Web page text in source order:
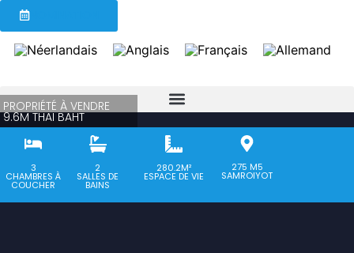
PROPRIÉTÉ À VENDRE
9.6M THAI BAHT
3
CHAMBRES À
COUCHER
2
SALLES DE
BAINS
280.2M²
ESPACE DE VIE
275 M5
SAMROIYOT